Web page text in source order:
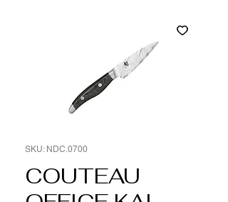
SKU: NDC.0700
COUTEAU